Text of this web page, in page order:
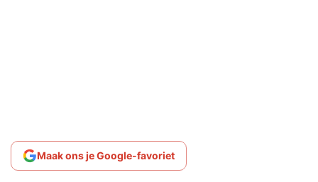
Maak ons je Google-favoriet